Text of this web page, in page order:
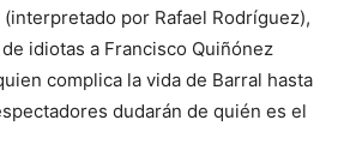
por Rafael Rodríguez),
idiotas a Francisco Quiñónez
complica la vida de Barral hasta
dudarán de quién es el